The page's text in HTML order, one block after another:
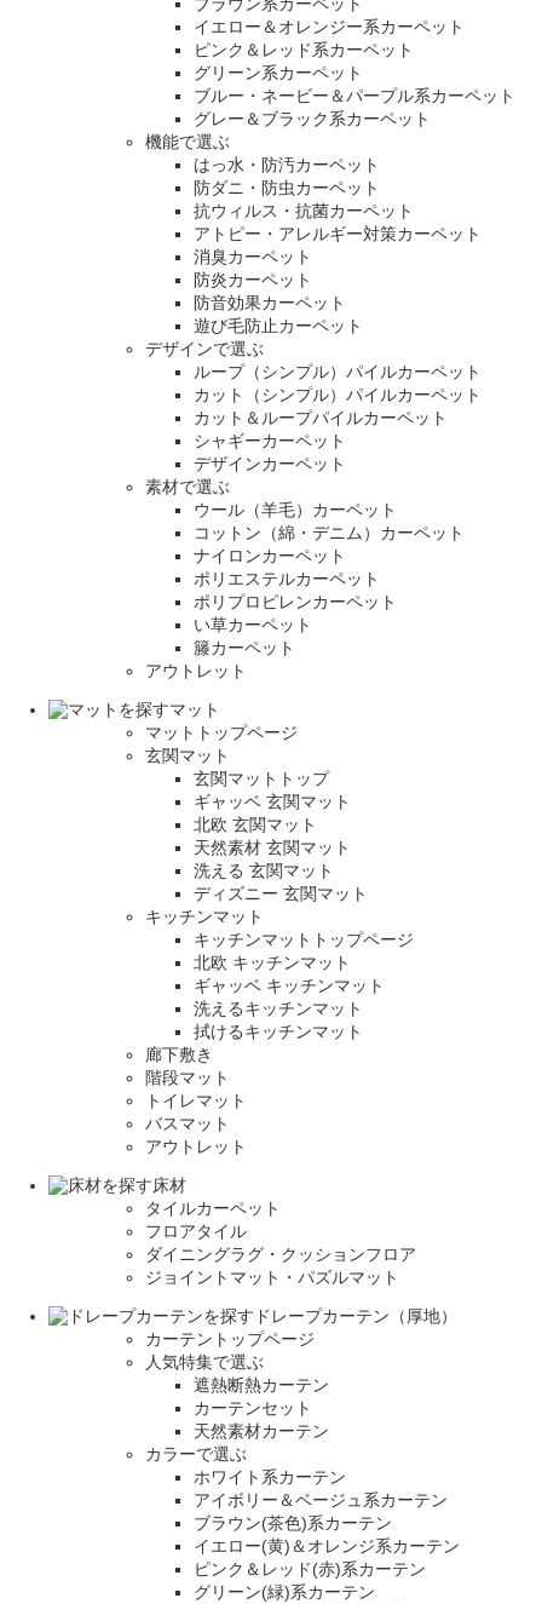
イエロー＆オレンジー系カーペット
ピンク＆レッド系カーペット
グリーン系カーペット
ブルー・ネービー＆パープル系カーペット
グレー＆ブラック系カーペット
機能で選ぶ
はっ水・防汚カーペット
防ダニ・防虫カーペット
抗ウィルス・抗菌カーペット
アトピー・アレルギー対策カーペット
消臭カーペット
防炎カーペット
防音効果カーペット
遊び毛防止カーペット
デザインで選ぶ
ループ（シンプル）パイルカーペット
カット（シンプル）パイルカーペット
カット＆ループパイルカーペット
シャギーカーペット
デザインカーペット
素材で選ぶ
ウール（羊毛）カーペット
コットン（綿・デニム）カーペット
ナイロンカーペット
ポリエステルカーペット
ポリプロピレンカーペット
い草カーペット
籐カーペット
アウトレット
マット
マットトップページ
玄関マット
玄関マットトップ
ギャッベ 玄関マット
北欧 玄関マット
天然素材 玄関マット
洗える 玄関マット
ディズニー 玄関マット
キッチンマット
キッチンマットトップページ
北欧 キッチンマット
ギャッベ キッチンマット
洗えるキッチンマット
拭けるキッチンマット
廊下敷き
階段マット
トイレマット
バスマット
アウトレット
床材
タイルカーペット
フロアタイル
ダイニングラグ・クッションフロア
ジョイントマット・パズルマット
ドレープカーテン（厚地）
カーテントップページ
人気特集で選ぶ
遮熱断熱カーテン
カーテンセット
天然素材カーテン
カラーで選ぶ
ホワイト系カーテン
アイボリー＆ベージュ系カーテン
ブラウン(茶色)系カーテン
イエロー(黄)＆オレンジ系カーテン
ピンク＆レッド(赤)系カーテン
グリーン(緑)系カーテン